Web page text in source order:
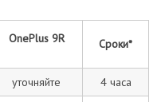
OnePlus 9R Сроки*
уточняйте 4 часа